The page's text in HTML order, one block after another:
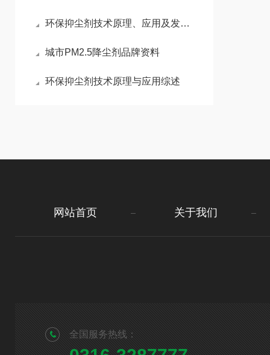
环保抑尘剂技术原理、应用及发展趋势
城市PM2.5降尘剂品牌资料
环保抑尘剂技术原理与应用综述
网站首页 关于我们
全国服务热线：